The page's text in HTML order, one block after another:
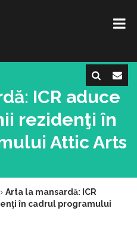
ICR aduce
rezidenţi în
Attic Arts
› Arta la mansardă: ICR
în cadrul programului